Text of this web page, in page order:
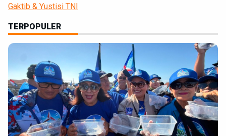
Gaktib & Yustisi TNI
TERPOPULER